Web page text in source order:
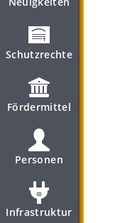
Schutzrechte
Fördermittel
Personen
Infrastruktur